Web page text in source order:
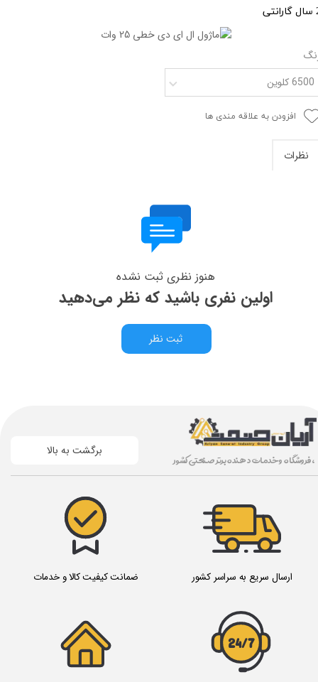
6500 کلوین
افزودن به علاقه مندی ها
نظرات
هنوز نظری ثبت نشده
اولین نفری باشید که نظر می‌دهید
ثبت نظر
ضمانت کیفیت کالا و خدمات
برگشت به بالا ، فروشگاه و خدمات دهنده برتر صنعتی کشور
ارسال سریع به سراسر کشور
24/7